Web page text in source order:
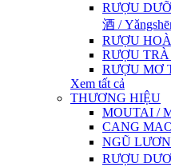
RƯỢU
酒 /
RƯỢU
RƯỢU
RƯỢU MƠ
Xem tất cả
THƯƠNG HIỆU
MOUTAI /
CANG
NGŨ
RƯỢU